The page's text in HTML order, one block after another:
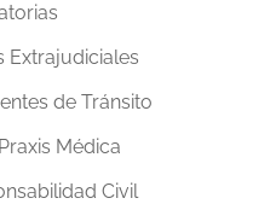
Extrajudiciales
de Tránsito
Médica
Civil